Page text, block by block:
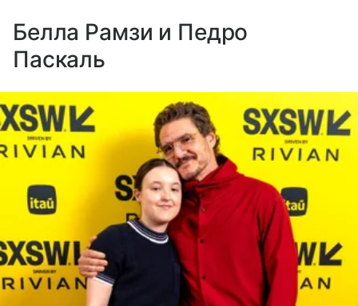
Белла Рамзи и Педро
Паскаль